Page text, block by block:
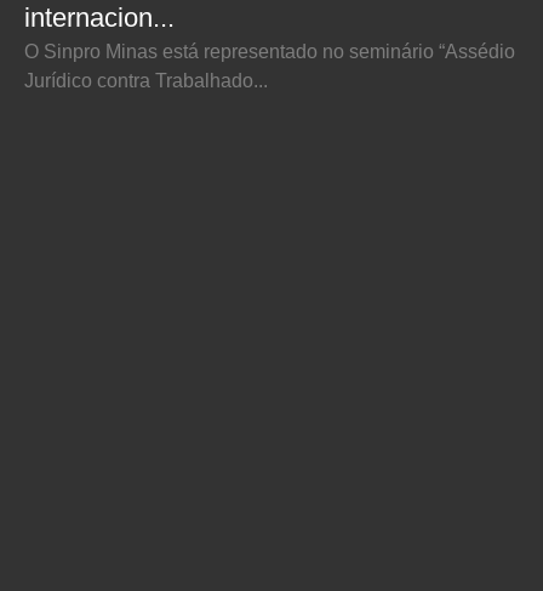
internacion...
O Sinpro Minas está representado no seminário “Assédio
Jurídico contra Trabalhado...